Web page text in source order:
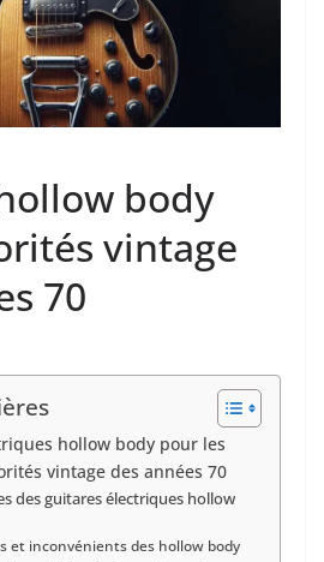
body
vintage
70
hollow body pour les
vintage des années 70
des guitares électriques hollow
et inconvénients des hollow body